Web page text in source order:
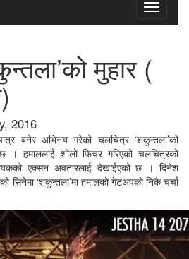
Toggle
मुहार (
2016
बनेर अभिनय गरेको चलचित्र ‘शकुन्तला’को
। हमाललाई शोलो फिचर गरिएको चलचित्रको
एक्सन अवतारलाई देखाईएको छ । दिनेश
सिनेमा ‘शकुन्तला’मा हमालको गेटअपको निकै चर्चा